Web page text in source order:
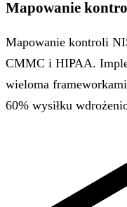
Mapowanie
Mapowanie kontroli
CMMC i HIPAA.
wieloma
60% wysiłku